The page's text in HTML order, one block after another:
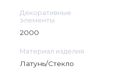
Декоративные
элементы
2000
Материал изделия
Латунь/Стекло